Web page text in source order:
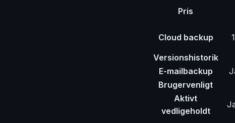
Pris
Cloud backup
Versionshistorik
E-mailbackup
Brugervenligt
Aktivt
vedligeholdt